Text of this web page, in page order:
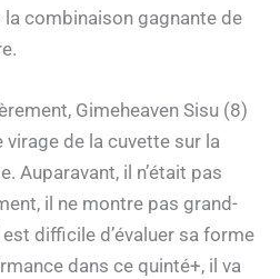
combinaison gagnante de
Gimeheaven Sisu (8)
virage de la cuvette sur la
Auparavant, il n’était pas
il ne montre pas grand-
difficile d’évaluer sa forme
dans ce quinté+, il va